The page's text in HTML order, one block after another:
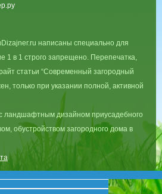
написаны специально для
1 в 1 строго запрещено. Перепечатка,
статьи “Современный загородный
только при указании полной, активной
дизайном приусадебного
обустройством загородного дома в